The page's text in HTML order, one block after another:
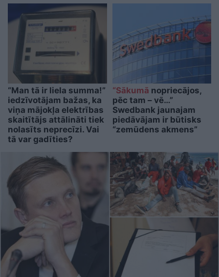
“Man tā ir liela summa!”
iedzīvotājam bažas, ka
viņa mājokļa elektrības
skaitītājs attālināti tiek
nolasīts neprecīzi. Vai
tā var gadīties?
“Sākumā nopriecājos,
pēc tam – vē…”
Swedbank jaunajam
piedāvājam ir būtisks
“zemūdens akmens”